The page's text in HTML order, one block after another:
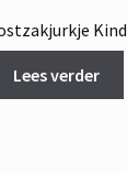
Kind
Lees verder